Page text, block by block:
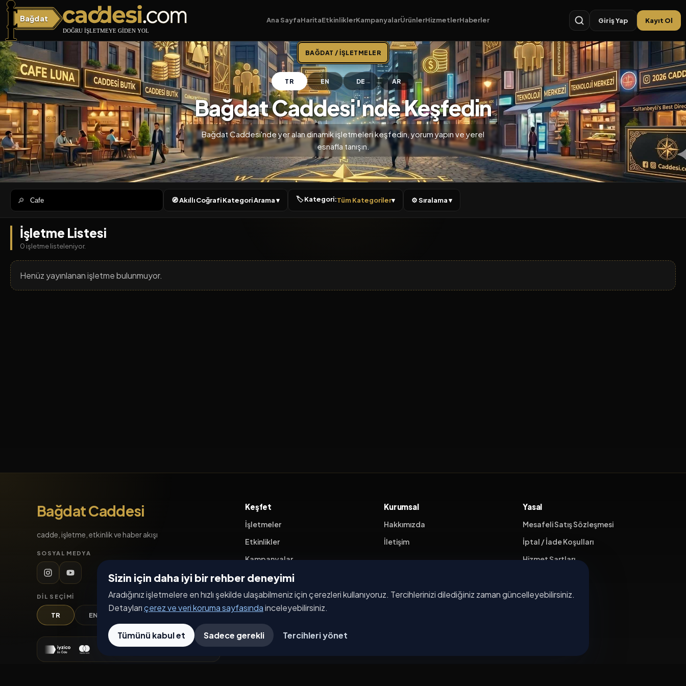
Sizin için daha iyi bir rehber deneyimi
Aradığınız işletmelere en hızlı şekilde ulaşabilmeniz için çerezleri kullanıyoruz. Tercihlerinizi dilediğiniz zaman güncelleyebilirsiniz.
Detaylarıçerez ve veri koruma sayfasındainceleyebilirsiniz.
Tümünü kabul et Sadece gerekli Tercihleri yönet
Bağdat
Bağdat Caddesi Ana SayfaHaritaEtkinliklerKampanyalarÜrünlerHizmetlerHaberler Giriş Yap Kayıt Ol
BAĞDAT / İŞLETMELER
TR EN DE AR
Bağdat Caddesi'nde Keşfedin
Bağdat Caddesi'nde yer alan dinamik işletmeleri keşfedin, yorum yapın ve yerel
esnafla tanışın.
🔎 🧭 Akıllı Coğrafi Kategori Arama ▾ 🏷 Kategori:Tüm Kategoriler▾ ⚙ Sıralama ▾
İşletme Listesi
0 işletme listeleniyor.
Henüz yayınlanan işletme bulunmuyor.
Bağdat Caddesi
cadde, işletme, etkinlik ve haber akışı
SOSYAL MEDYA
DIL SEÇIMI
TR EN DE
Keşfet
İşletmeler
Etkinlikler
Kampanyalar
Haberler
İşletme Başvurusu
Kurumsal
Hakkımızda
İletişim
Yasal
Mesafeli Satış Sözleşmesi
İptal / İade Koşulları
Hizmet Şartları
Üyelik Sözleşmesi